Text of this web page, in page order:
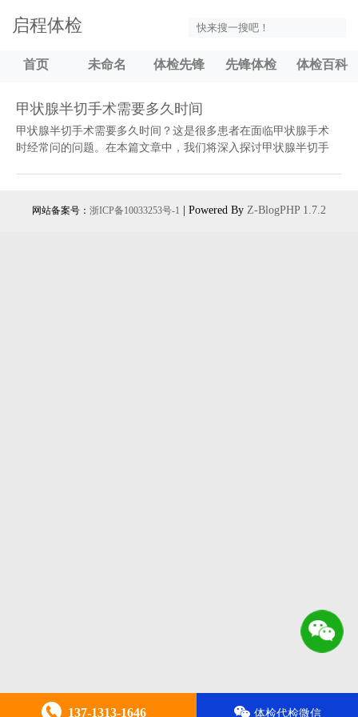
启程体检
首页 未命名 体检先锋 先锋体检 体检百科
甲状腺半切手术需要多久时间
甲状腺半切手术需要多久时间？这是很多患者在面临甲状腺手术
时经常问的问题。在本篇文章中，我们将深入探讨甲状腺半切手
网站备案号： 浙ICP备10033253号-1 | Powered By Z-BlogPHP 1.7.2
137-1313-1646 体检代检微信